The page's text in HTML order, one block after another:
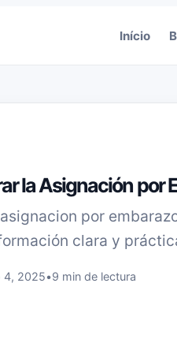
Início
la Asignación por
por
clara y
4, 2025•9 min de lectura